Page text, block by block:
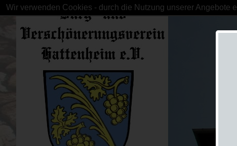
Wir verwenden Cookies - durch die Nutzung unserer Angebote